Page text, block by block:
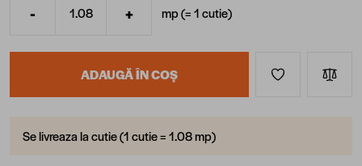
Cantitate
- + mp (=1cutie)
ADAUGĂ ÎN COȘ
Se livreaza la cutie (1 cutie = 1.08 mp)